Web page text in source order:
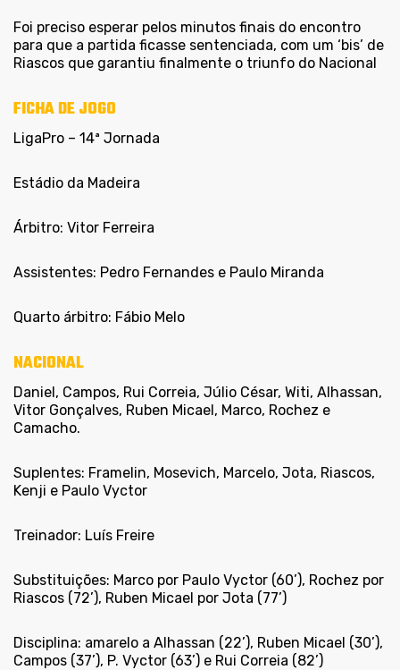
Foi preciso esperar pelos minutos finais do encontro
para que a partida ficasse sentenciada, com um ‘bis’ de
Riascos que garantiu finalmente o triunfo do Nacional
FICHA DE JOGO
LigaPro – 14ª Jornada
Estádio da Madeira
Árbitro: Vitor Ferreira
Assistentes: Pedro Fernandes e Paulo Miranda
Quarto árbitro: Fábio Melo
NACIONAL
Daniel, Campos, Rui Correia, Júlio César, Witi, Alhassan,
Vitor Gonçalves, Ruben Micael, Marco, Rochez e
Camacho.
Suplentes: Framelin, Mosevich, Marcelo, Jota, Riascos,
Kenji e Paulo Vyctor
Treinador: Luís Freire
Substituições: Marco por Paulo Vyctor (60’), Rochez por
Riascos (72’), Ruben Micael por Jota (77’)
Disciplina: amarelo a Alhassan (22’), Ruben Micael (30’),
Campos (37’), P. Vyctor (63’) e Rui Correia (82’)